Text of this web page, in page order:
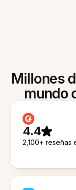
Millones
mundo
4.4
2,100+ reseñas